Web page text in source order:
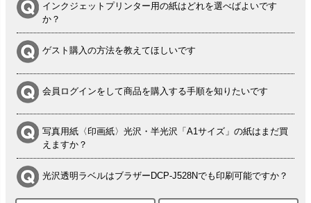
インクジェットプリンター用の紙はどれを選べばよいです
か？
ゲスト購入の方法を教えてほしいです
会員ログインをして商品を購入する手順を知りたいです
写真用紙〈印画紙〉光沢・半光沢「A1サイズ」の紙はまだ買
えますか？
光沢透明ラベルはブラザーDCP-J528Nでも印刷可能ですか？